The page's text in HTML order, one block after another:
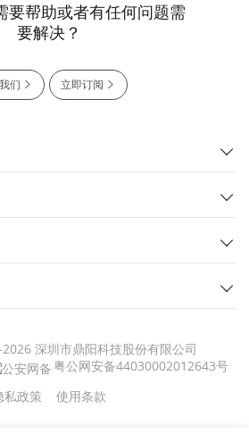
要帮助或者有任何问题需
要解决？
们 立即订阅
深圳市鼎阳科技股份有限公司
粤公网安备44030002012643号
私政策
使用条款